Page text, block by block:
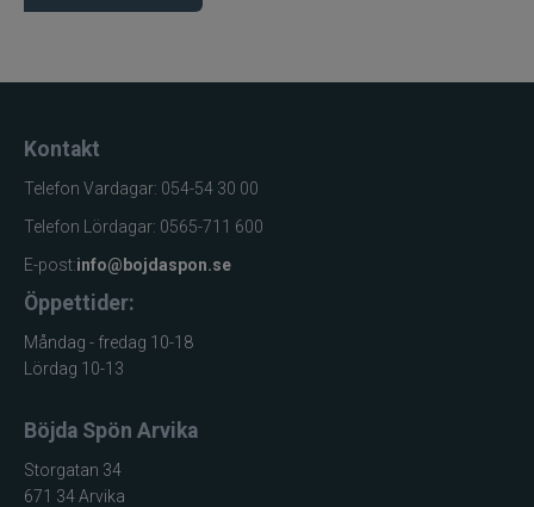
Kontakt
Telefon Vardagar: 054-54 30 00
Telefon Lördagar: 0565-711 600
E-post:info@bojdaspon.se
Öppettider:
Måndag - fredag 10-18
Lördag 10-13
Böjda Spön Arvika
Storgatan 34
671 34 Arvika